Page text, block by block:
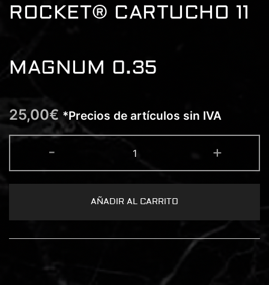
ROCKET® CARTUCHO 11
MAGNUM 0.35
25,00€ *Precios de artículos sin IVA
-
CARTUCHO
11
MAGNUM
0.35
+
AÑADIR AL CARRITO